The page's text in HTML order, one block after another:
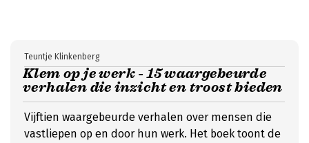
Klem op je werk - 15 waargebeurde
verhalen die inzicht en troost bieden
Teuntje Klinkenberg
Vijftien waargebeurde verhalen over mensen die
vastliepen op en door hun werk. Het boek toont de